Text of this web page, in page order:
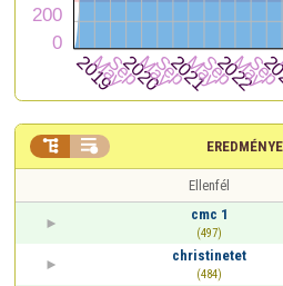
 
Ellenfél
cmc 1
(497)
christinetet
(484)